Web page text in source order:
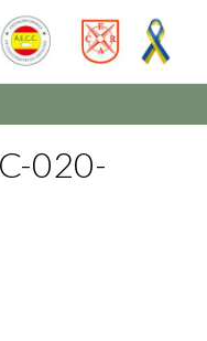
020-